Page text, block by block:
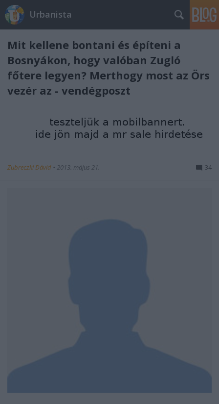
Urbanista
Mit kellene bontani és építeni a
Bosnyákon, hogy valóban Zugló
főtere legyen? Merthogy most az Örs
vezér az - vendégposzt
Zubreczki Dávid • 2013. május 21. 34